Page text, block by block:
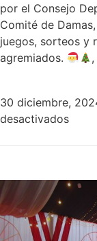
por el Consejo
Comité de
juegos, sorteos y
agremiados.
,
30 diciembre,
desactivados